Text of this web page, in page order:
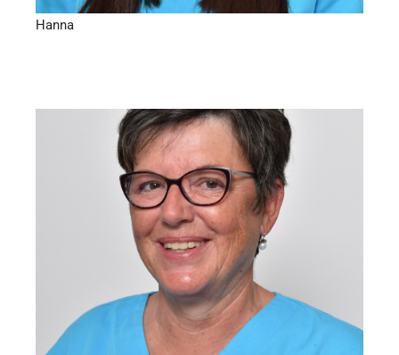
Hanna
Medizinische Fachangestellte, PM